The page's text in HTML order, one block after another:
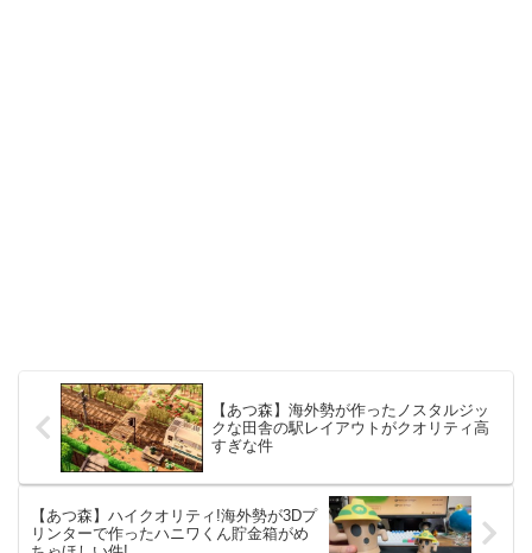
【あつ森】海外勢が作ったノスタルジッ
クな田舎の駅レイアウトがクオリティ高
すぎな件
【あつ森】ハイクオリティ!海外勢が3Dプ
リンターで作ったハニワくん貯金箱がめ